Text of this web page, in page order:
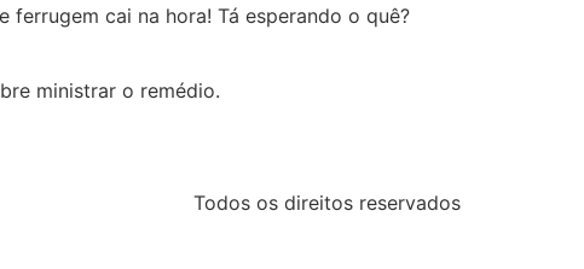
cai na hora! Tá esperando o quê?
ministrar o remédio.
Todos os direitos reservados